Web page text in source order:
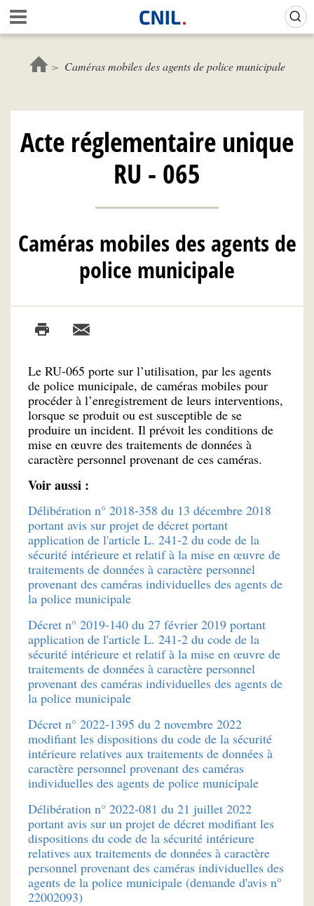
Aller
au
contenu
principal
c
e
l
C
N
Caméras mobiles des agents de police municipale
Acte réglementaire unique
RU - 065
Caméras mobiles des agents de
police municipale
Le RU-065 porte sur l’utilisation, par les agents
de police municipale, de caméras mobiles pour
procéder à l’enregistrement de leurs interventions,
lorsque se produit ou est susceptible de se
produire un incident. Il prévoit les conditions de
mise en œuvre des traitements de données à
caractère personnel provenant de ces caméras.
Voir aussi :
Délibération n° 2018-358 du 13 décembre 2018
portant avis sur projet de décret portant
application de l'article L. 241-2 du code de la
sécurité intérieure et relatif à la mise en œuvre de
traitements de données à caractère personnel
provenant des caméras individuelles des agents de
la police municipale
Décret n° 2019-140 du 27 février 2019 portant
application de l'article L. 241-2 du code de la
sécurité intérieure et relatif à la mise en œuvre de
traitements de données à caractère personnel
provenant des caméras individuelles des agents de
la police municipale
Décret n° 2022-1395 du 2 novembre 2022
modifiant les dispositions du code de la sécurité
intérieure relatives aux traitements de données à
caractère personnel provenant des caméras
individuelles des agents de police municipale
Délibération n° 2022-081 du 21 juillet 2022
portant avis sur un projet de décret modifiant les
dispositions du code de la sécurité intérieure
relatives aux traitements de données à caractère
personnel provenant des caméras individuelles des
agents de la police municipale (demande d'avis n°
22002093)
Gestion de vos préférences sur les cookies (témoins de connexion)